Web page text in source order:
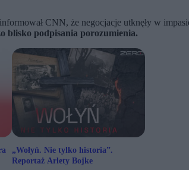
CNN, że negocjacje utknęły w
blisko podpisania porozumienia.
„Wołyń. Nie tylko historia”.
Reportaż Arlety Bojke